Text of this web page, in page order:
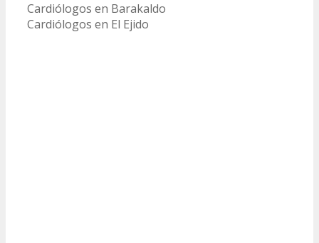
Cardiólogos en Barakaldo
Cardiólogos en El Ejido